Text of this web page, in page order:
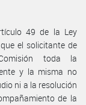
49 de la Ley
el solicitante de
toda la
y la misma no
ni a la resolución
de la